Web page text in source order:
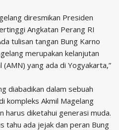
diresmikan Presiden
Angkatan Perang RI
tulisan tangan Bung Karno
merupakan kelanjutan
yang ada di Yogyakarta,”
diabadikan dalam sebuah
kompleks Akmil Magelang
harus diketahui generasi muda.
tahu ada jejak dan peran Bung